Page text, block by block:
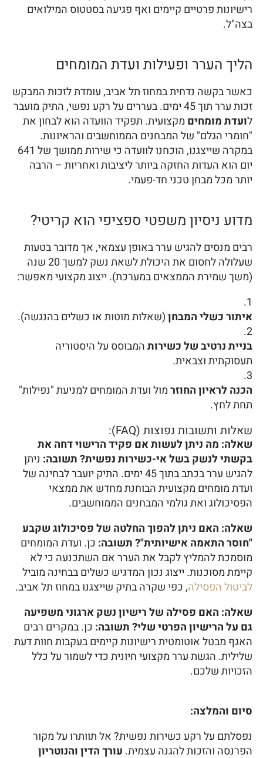
רישיונות פרטיים קיימים ואף פגיעה בסטטוס המילואים
בצה"ל.
הליך הערר ופעילות ועדת המומחים
כאשר בקשה נדחית במחוז תל אביב, עומדת לזכות המבקש
זכות ערר תוך 45 ימים. בעררים על רקע נפשי, התיק מועבר
לועדת מומחים מקצועית. תפקיד הוועדה הוא לבחון את
"חומרי הגלם" של המבחנים הממוחשבים והראיונות.
במקרה שייצגנו, הוכחנו לוועדה כי שירות ממושך של 641
יום הוא העדות החזקה ביותר ליציבות ואחריות – הרבה
יותר מכל מבחן טכני חד-פעמי.
מדוע ניסיון משפטי ספציפי הוא קריטי?
רבים מנסים להגיש ערר באופן עצמאי, אך מדובר בטעות
שעלולה לחסום את היכולת לשאת נשק למשך 20 שנה
(משך שמירת הממצאים במערכת). ייצוג מקצועי מאפשר:
איתור כשלי המבחן(שאלות מוטות או כשלים בהנגשה).
בניית נרטיב של כשירותהמבוסס על היסטוריה
תעסוקתית וצבאית.
הכנה לראיון החוזרמול ועדת המומחים למניעת "נפילות"
תחת לחץ.
שאלות ותשובות נפוצות (FAQ):
שאלה: מה ניתן לעשות אם פקיד הרישוי דחה את
בקשתי לנשק בשל אי-כשירות נפשית?תשובה: ניתן
להגיש ערר בכתב בתוך 45 ימים. התיק יועבר לבחינה של
ועדת מומחים מקצועית הבוחנת מחדש את ממצאי
הפסיכולוג ואת גולמי המבחנים הממוחשבים.
שאלה: האם ניתן להפוך החלטה של פסיכולוג שקבע
"חוסר התאמה אישיותית"?תשובה: כן. ועדת המומחים
מוסמכת להמליץ לקבל את הערר אם השתכנעה כי לא
קיימת מסוכנות. ייצוג נכון המדגיש כשלים בבחינה מוביל
לביטול הפסילה, כפי שקרה בתיק שייצגנו במחוז תל אביב.
שאלה: האם פסילה של רישיון נשק ארגוני משפיעה
גם על הרישיון הפרטי שלי?תשובה: כן. במקרים רבים
האגף מבטל אוטומטית רישיונות קיימים בעקבות חוות דעת
שלילית. הגשת ערר מקצועי חיונית כדי לשמור על כלל
הזכויות שלכם.
סיום והמלצה:
נפסלתם על רקע כשירות נפשית? אל תוותרו על מקור
הפרנסה והזכות להגנה עצמית. עורך הדין והנוטריון